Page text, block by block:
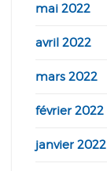
mai 2022
avril 2022
mars 2022
février 2022
janvier 2022